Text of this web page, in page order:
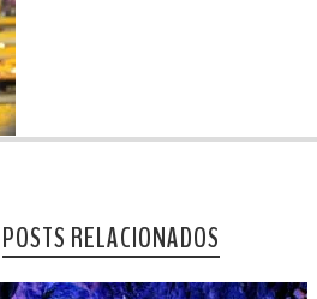
POSTS RELACIONADOS